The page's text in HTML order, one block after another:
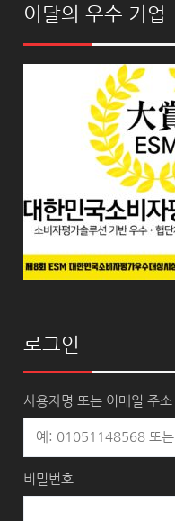
이달의 우수 기업
로그인
사용자명 또는 이메일 주소
비밀번호